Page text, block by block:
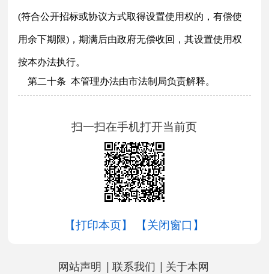
(符合公开招标或协议方式取得设置使用权的，有偿使
用余下期限)，期满后由政府无偿收回，其设置使用权
按本办法执行。
第二十条 本管理办法由市法制局负责解释。
扫一扫在手机打开当前页
【打印本页】 【关闭窗口】
网站声明 | 联系我们 | 关于本网